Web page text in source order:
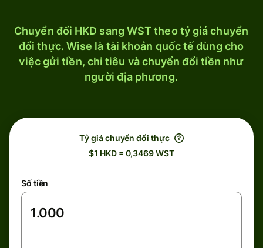
Chuyển đổi HKD sang WST theo tỷ giá chuyển
đổi thực. Wise là tài khoản quốc tế dùng cho
việc gửi tiền, chi tiêu và chuyển đổi tiền như
người địa phương.
Tỷ giá chuyển đổi thực
$1 HKD = 0,3469 WST
Số tiền